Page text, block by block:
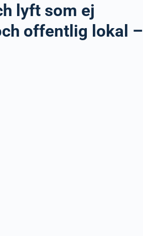
lyft som ej
offentlig lokal –